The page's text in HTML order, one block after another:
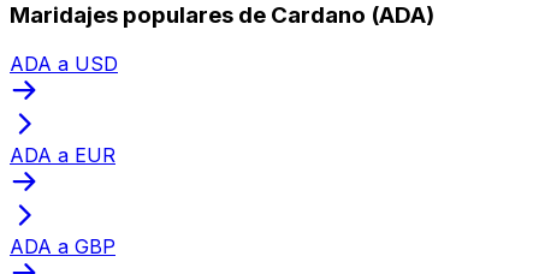
Maridajes populares de Cardano (ADA)
ADA a USD
ADA a EUR
ADA a GBP